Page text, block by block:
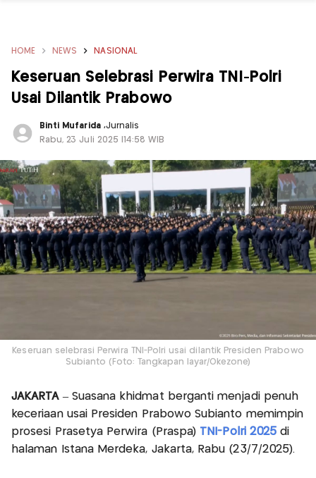
HOME NEWS NASIONAL
Keseruan Selebrasi Perwira TNI-Polri
Usai Dilantik Prabowo
Binti Mufarida ,Jurnalis
Rabu, 23 Juli 2025 |14:58 WIB
Keseruan selebrasi Perwira TNI-Polri usai dilantik Presiden Prabowo
Subianto (Foto: Tangkapan layar/Okezone)
JAKARTA– Suasana khidmat berganti menjadi penuh
keceriaan usai Presiden Prabowo Subianto memimpin
prosesi Prasetya Perwira (Praspa) TNI-Polri 2025di
halaman Istana Merdeka, Jakarta, Rabu (23/7/2025).